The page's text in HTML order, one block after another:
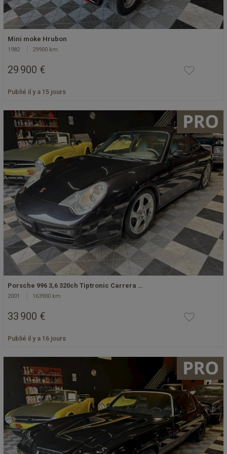
Mini moke Hrubon
1982 29900 km
29 900 €
Publié il y a 15 jours
Porsche 996 3,6 320ch Tiptronic Carrera …
2001 163900 km
33 900 €
Publié il y a 16 jours